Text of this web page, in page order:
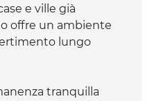
e ville già
offre un ambiente
lungo
tranquilla